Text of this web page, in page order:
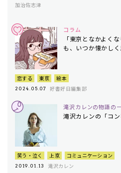
加治佐志津
コラム
「東京となかよく
も、いつか懐かし
恋する 東京 絵本
2024.05.07 好書好日編集部
滝沢カレンの物語の
滝沢カレンの「コ
笑う・泣く 上京 コミュニケーション
2019.01.13 滝沢カレン